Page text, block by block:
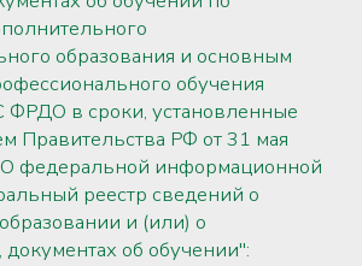
образования и основным
обучения
ФРДО в сроки, установленные
Правительства РФ от 31 мая
федеральной информационной
реестр сведений о
и (или) о
об обучении":